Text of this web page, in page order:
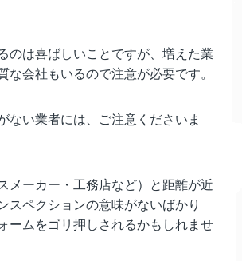
のは喜ばしいことですが、増えた業
な会社もいるので注意が必要です。
ない業者には、ご注意くださいま
メーカー・工務店など）と距離が近
スペクションの意味がないばかり
ームをゴリ押しされるかもしれませ